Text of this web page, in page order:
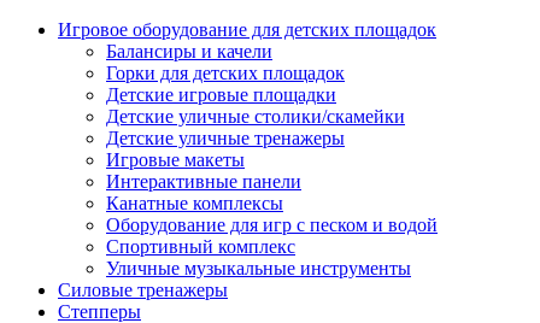
Игровое оборудование для детских площадок
Балансиры и качели
Горки для детских площадок
Детские игровые площадки
Детские уличные столики/скамейки
Детские уличные тренажеры
Игровые макеты
Интерактивные панели
Канатные комплексы
Оборудование для игр с песком и водой
Спортивный комплекс
Уличные музыкальные инструменты
Силовые тренажеры
Степперы